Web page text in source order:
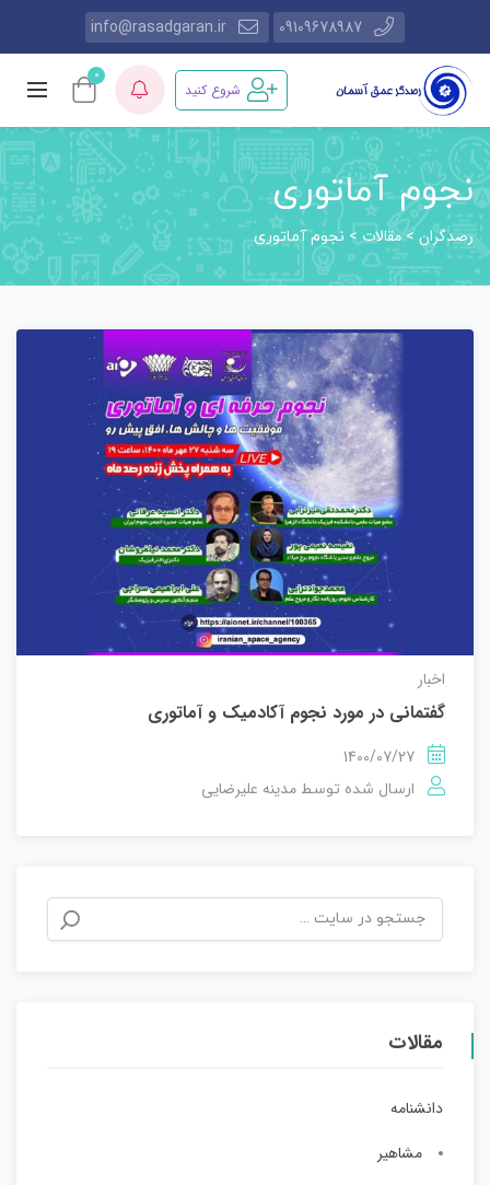
09109678987
info@rasadgaran.ir
شروع کنید
0
نجوم آماتوری
رصدگران>مقالات> نجوم آماتوری
اخبار
گفتمانی در مورد نجوم آکادمیک و آماتوری
1400/07/27
ارسال شده توسط مدینه علیرضایی
مقالات
دانشنامه
مشاهیر